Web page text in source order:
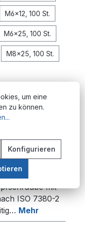
M6x12, 100 St.
M6x25, 100 St.
M8x25, 100 St.
mit
ISO 7380-2
Mehr
um eine
zu können.
Konfigurieren